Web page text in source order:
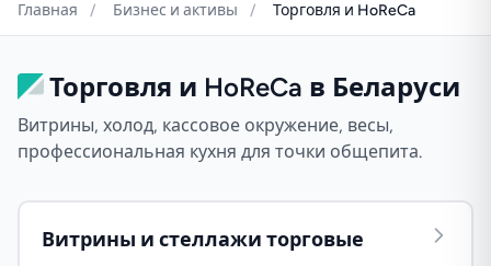
Главная / Бизнес и активы / Торговля и HoReCa
Торговля и HoReCa в Беларуси
Витрины, холод, кассовое окружение, весы,
профессиональная кухня для точки общепита.
Витрины и стеллажи торговые